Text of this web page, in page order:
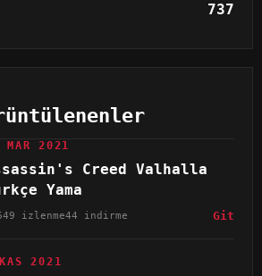
737
MAR 2021
Creed Valhalla
Yama
izlenme44 indirme Git
2021